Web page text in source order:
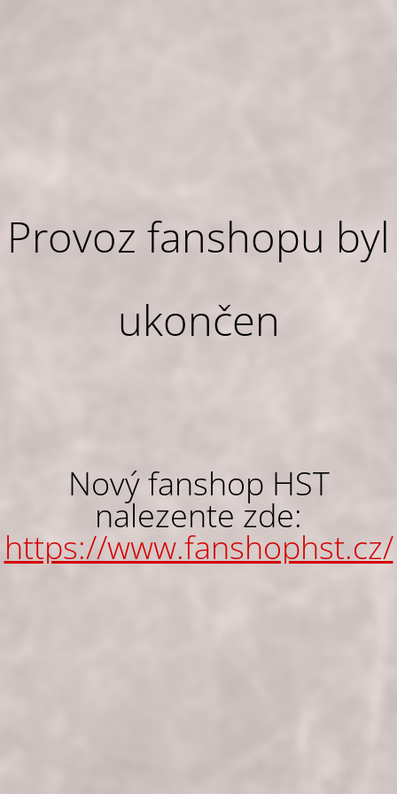
Provoz fanshopu byl
ukončen
Nový fanshop HST
nalezente zde:
https://www.fanshophst.cz/